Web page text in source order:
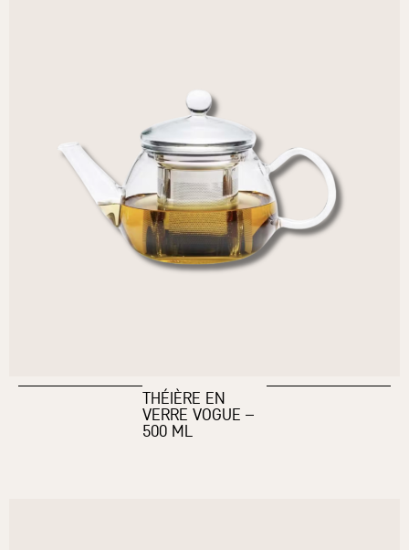
THÉIÈRE EN
VERRE VOGUE –
500 ML